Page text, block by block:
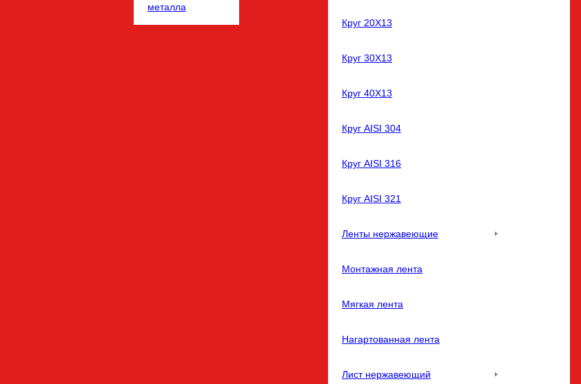
металла
Круг 20Х13
Круг 30Х13
Круг 40Х13
Круг AISI 304
Круг AISI 316
Круг AISI 321
Ленты нержавеющие
Монтажная лента
Мягкая лента
Нагартованная лента
Лист нержавеющий